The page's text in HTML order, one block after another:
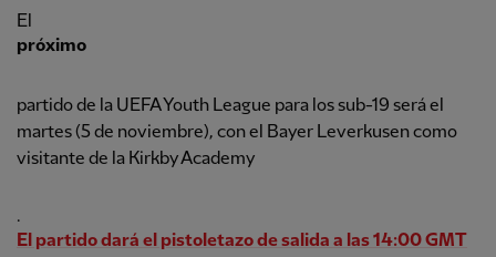
El
próximo
partido de la UEFA Youth League para los sub-19 será el
martes (5 de noviembre), con el Bayer Leverkusen como
visitante de la Kirkby Academy
.
El partido dará el pistoletazo de salida a las 14:00 GMT